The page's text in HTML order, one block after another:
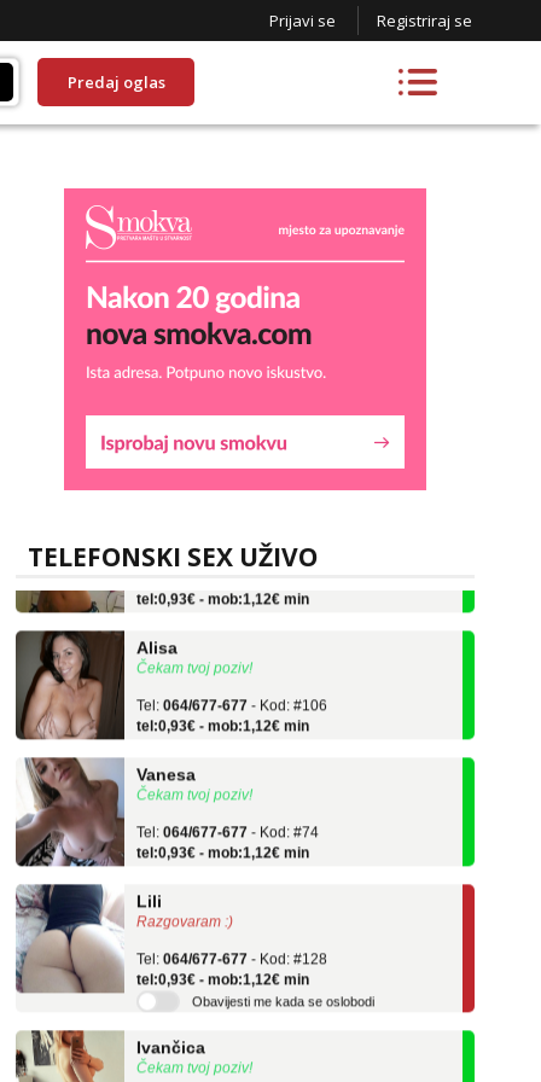
Prijavi se Registriraj se
Predaj oglas
TELEFONSKI SEX UŽIVO
Tel:064/677-677- Kod: #132
Čekam tvoj poziv!
tel:0,93€ - mob:1,12€ min
Čekam tvoj poziv!
tel:0,93€ - mob:1,12€ min
Razgovaram :)
tel:0,93€ - mob:1,12€ min
Obavijesti me kada se oslobodi
Čekam tvoj poziv!